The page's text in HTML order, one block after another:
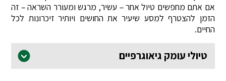
אם אתם מחפשים טיול אחר – עשיר, מרגש ומעורר השראה – זה
הזמן להצטרף למסע שיעיר את החושים ויותיר זיכרונות לכל
החיים.
טיולי עומק גיאוגרפיים